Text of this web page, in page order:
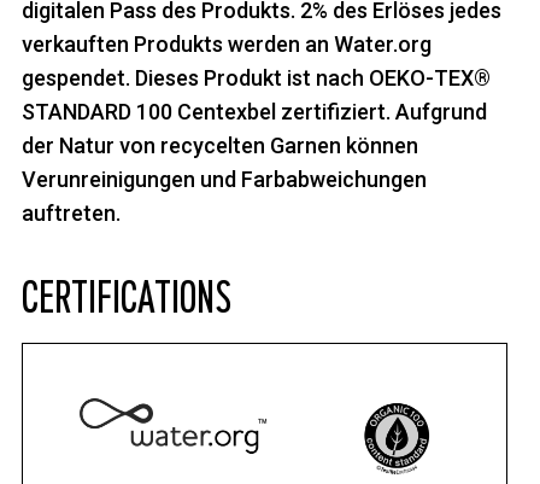
digitalen Pass des Produkts. 2% des Erlöses jedes
verkauften Produkts werden an Water.org
gespendet. Dieses Produkt ist nach OEKO-TEX®
STANDARD 100 Centexbel zertifiziert. Aufgrund
der Natur von recycelten Garnen können
Verunreinigungen und Farbabweichungen
auftreten.
CERTIFICATIONS